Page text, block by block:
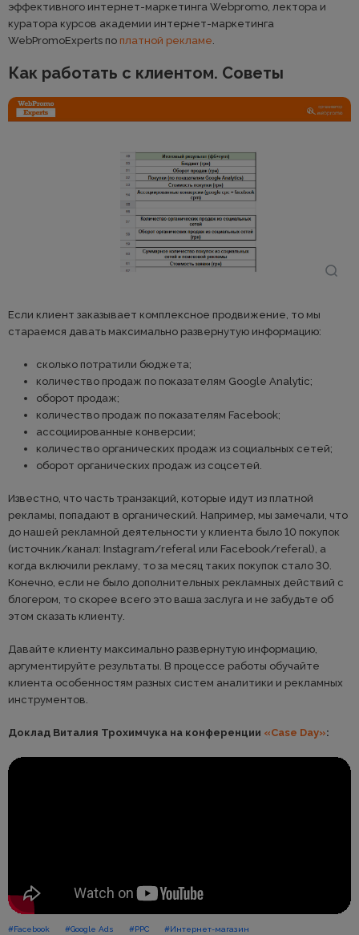
эффективного интернет-маркетинга Webpromo, лектора и
куратора курсов академии интернет-маркетинга
WebPromoExperts по платной рекламе.
Как работать с клиентом. Советы
Если клиент заказывает комплексное продвижение, то мы
стараемся давать максимально развернутую информацию:
сколько потратили бюджета;
количество продаж по показателям Google Analytic;
оборот продаж;
количество продаж по показателям Facebook;
ассоциированные конверсии;
количество органических продаж из социальных сетей;
оборот органических продаж из соцсетей.
Известно, что часть транзакций, которые идут из платной
рекламы, попадают в органический. Например, мы замечали, что
до нашей рекламной деятельности у клиента было 10 покупок
(источник/канал: Instagram/referal или Facebook/referal), а
когда включили рекламу, то за месяц таких покупок стало 30.
Конечно, если не было дополнительных рекламных действий с
блогером, то скорее всего это ваша заслуга и не забудьте об
этом сказать клиенту.
Давайте клиенту максимально развернутую информацию,
аргументируйте результаты. В процессе работы обучайте
клиента особенностям разных систем аналитики и рекламных
инструментов.
Доклад Виталия Трохимчука на конференции «Case Day»:
#Facebook #Google Ads #PPC #Интернет-магазин